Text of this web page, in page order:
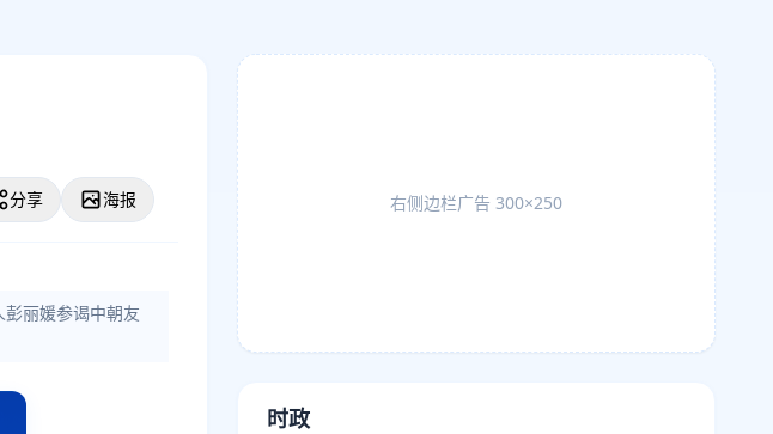
分享 海报
丽媛参谒中朝友
右侧边栏广告 300×250
时政